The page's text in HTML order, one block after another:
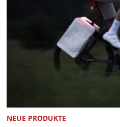
NEUE PRODUKTE